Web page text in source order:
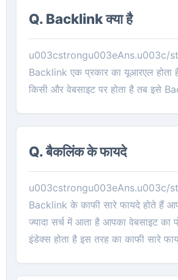
Q. Backlink क्या है
u003cstrongu003eAns.u003c/
Backlink एक प्रकार का यूआरएल
किसी और वेबसाइट पर होता है तब इसे
Q. बैकलिंक के फायदे
u003cstrongu003eAns.u003c/
Backlink के काफी सारे फायदे होते हैं
ज्यादा सर्च में आता है आपका वेबसाइट का
इंडेक्स होता है इस तरह का काफी सारे